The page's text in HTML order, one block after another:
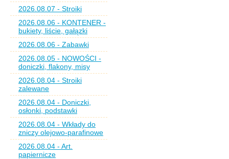
2026.08.07 - Stroiki
2026.08.06 - KONTENER -
bukiety, liście, gałązki
2026.08.06 - Zabawki
2026.08.05 - NOWOŚCI -
doniczki, flakony, misy
2026.08.04 - Stroiki
zalewane
2026.08.04 - Doniczki,
osłonki, podstawki
2026.08.04 - Wkłady do
zniczy olejowo-parafinowe
2026.08.04 - Art.
papiernicze